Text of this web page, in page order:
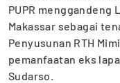
PUPR menggandeng
Makassar sebagai
Penyusunan RTH
pemanfaatan eks
Sudarso.